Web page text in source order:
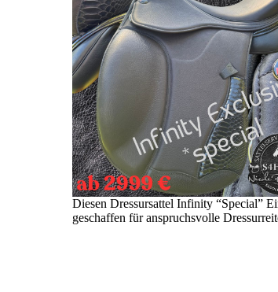
Diesen Dressursattel Infinity “Special”
geschaffen für anspruchsvolle